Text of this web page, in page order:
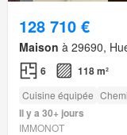
128 710 €
Maison à 29690,
6 118 m²
Cuisine équipée
Il y a 30+ jours
IMMONOT